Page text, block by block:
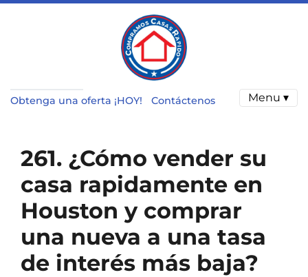
Obtenga una oferta ¡HOY! Contáctenos Menu ▾
261. ¿Cómo vender su
casa rapidamente en
Houston y comprar
una nueva a una tasa
de interés más baja?